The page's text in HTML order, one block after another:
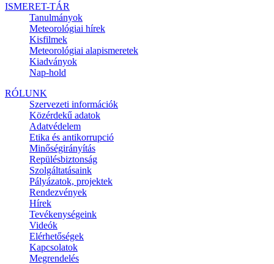
ISMERET-TÁR
Tanulmányok
Meteorológiai hírek
Kisfilmek
Meteorológiai alapismeretek
Kiadványok
Nap-hold
RÓLUNK
Szervezeti információk
Közérdekű adatok
Adatvédelem
Etika és antikorrupció
Minőségirányítás
Repülésbiztonság
Szolgáltatásaink
Pályázatok, projektek
Rendezvények
Hírek
Tevékenységeink
Videók
Elérhetőségek
Kapcsolatok
Megrendelés